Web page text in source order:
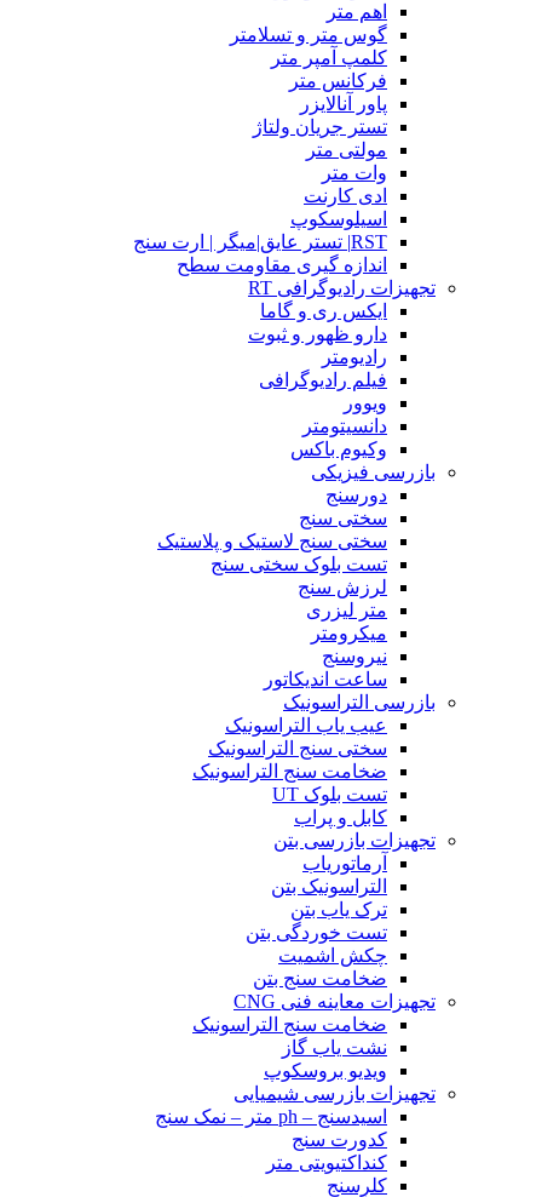
اهم متر
گوس متر و تسلامتر
کلمپ آمپر متر
فرکانس متر
پاور آنالایزر
تستر جریان ولتاژ
مولتی متر
وات متر
ادی کارنت
اسیلوسکوپ
RST| تستر عایق|میگر | ارت سنج
اندازه گیری مقاومت سطح
تجهیزات رادیوگرافی RT
ایکس ری و گاما
دارو ظهور و ثبوت
رادیومتر
فیلم رادیوگرافی
ویوور
دانسیتومتر
وکیوم باکس
بازرسی فیزیکی
دورسنج
سختی سنج
سختی سنج لاستیک و پلاستیک
تست بلوک سختی سنج
لرزش سنج
متر لیزری
میکرومتر
نیروسنج
ساعت اندیکاتور
بازرسی التراسونیک
عیب یاب التراسونیک
سختی سنج التراسونیک
ضخامت سنج التراسونیک
تست بلوک UT
کابل و پراب
تجهیزات بازرسی بتن
آرماتوریاب
التراسونیک بتن
ترک یاب بتن
تست خوردگی بتن
چکش اشمیت
ضخامت سنج بتن
تجهیزات معاینه فنی CNG
ضخامت سنج التراسونیک
نشت یاب گاز
ویدیو بروسکوپ
تجهیزات بازرسی شیمیایی
اسیدسنج – ph متر – نمک سنج
کدورت سنج
کنداکتیویتی متر
کلرسنج